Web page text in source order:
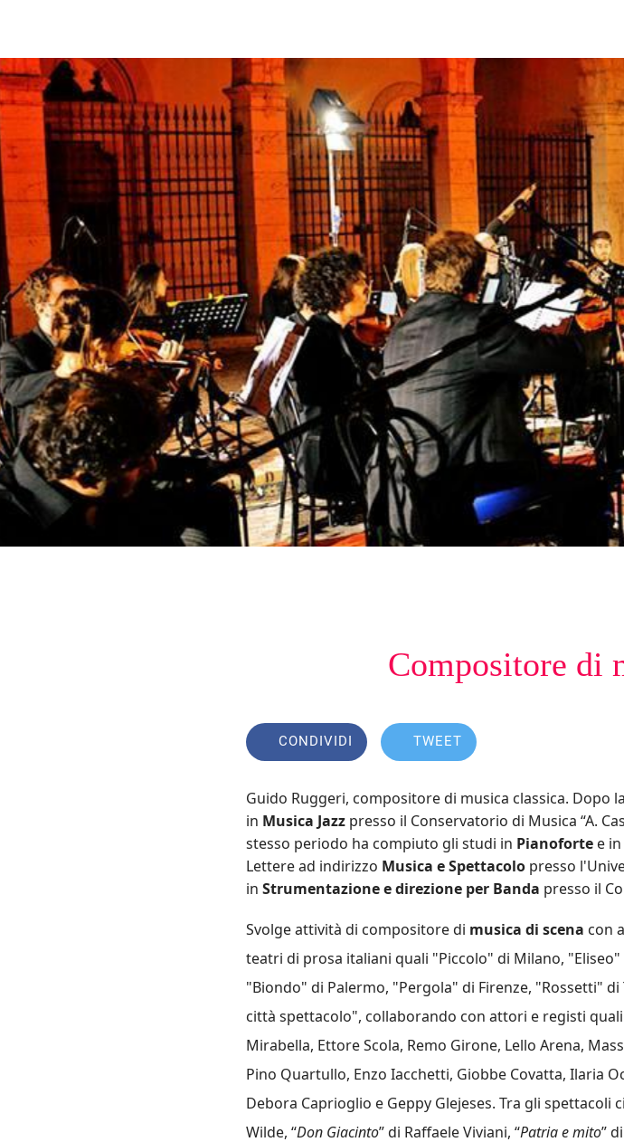
Compositore di
CONDIVIDI TWEET
Guido Ruggeri, compositore di musica classica. Dopo
in Musica Jazz presso il Conservatorio di Musica “A.
stesso periodo ha compiuto gli studi in Pianoforte e in
Lettere ad indirizzo Musica e Spettacolo presso
in Strumentazione e direzione per Banda presso il
Svolge attività di compositore di musica di scena con
teatri di prosa italiani quali "Piccolo" di Milano,
"Biondo" di Palermo, "Pergola" di Firenze, "Rossetti"
città spettacolo", collaborando con attori e registi
Mirabella, Ettore Scola, Remo Girone, Lello Arena,
Pino Quartullo, Enzo Iacchetti, Giobbe Covatta, Ilaria
Debora Caprioglio e Geppy Glejeses. Tra gli spettacoli
Wilde, “Don Giacinto” di Raffaele Viviani, “Patria e mito”